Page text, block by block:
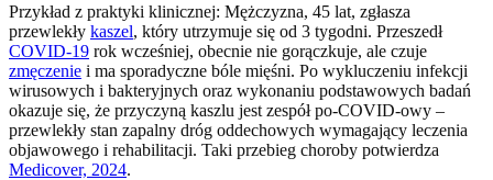
Przykład z praktyki klinicznej: Mężczyzna, 45 lat, zgłasza
przewlekły kaszel, który utrzymuje się od 3 tygodni. Przeszedł
COVID-19 rok wcześniej, obecnie nie gorączkuje, ale czuje
zmęczenie i ma sporadyczne bóle mięśni. Po wykluczeniu infekcji
wirusowych i bakteryjnych oraz wykonaniu podstawowych badań
okazuje się, że przyczyną kaszlu jest zespół po-COVID-owy –
przewlekły stan zapalny dróg oddechowych wymagający leczenia
objawowego i rehabilitacji. Taki przebieg choroby potwierdza
Medicover, 2024.